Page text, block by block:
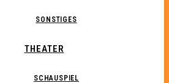
SONSTIGES
THEATER
SCHAUSPIEL